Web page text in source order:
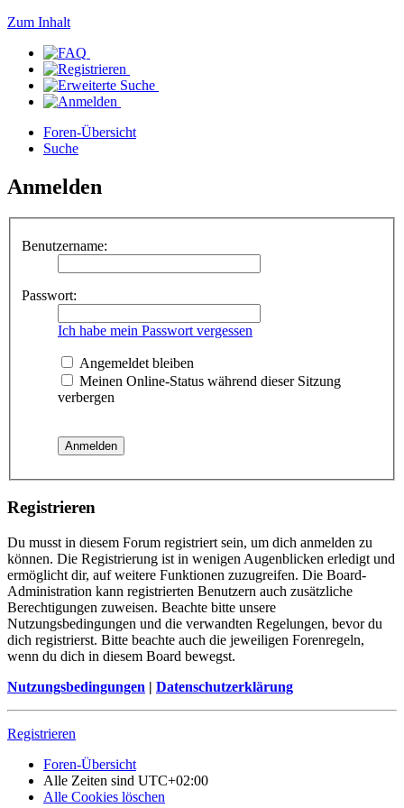
Zum Inhalt
Foren-Übersicht
Suche
Anmelden
Benutzername:
Passwort:
Ich habe mein Passwort vergessen
Angemeldet bleiben
Meinen Online-Status während dieser Sitzung
verbergen
Registrieren
Du musst in diesem Forum registriert sein, um dich anmelden zu
können. Die Registrierung ist in wenigen Augenblicken erledigt und
ermöglicht dir, auf weitere Funktionen zuzugreifen. Die Board-
Administration kann registrierten Benutzern auch zusätzliche
Berechtigungen zuweisen. Beachte bitte unsere
Nutzungsbedingungen und die verwandten Regelungen, bevor du
dich registrierst. Bitte beachte auch die jeweiligen Forenregeln,
wenn du dich in diesem Board bewegst.
Nutzungsbedingungen | Datenschutzerklärung
Registrieren
Foren-Übersicht
Alle Zeiten sind UTC+02:00
Alle Cookies löschen